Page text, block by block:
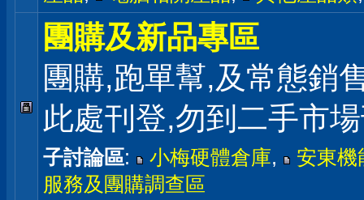
團購及新品專區
團購,跑單幫,及常態銷
此處刊登,勿到二手市
子討論區: 小梅硬體倉庫,
安東機
服務及團購調查區